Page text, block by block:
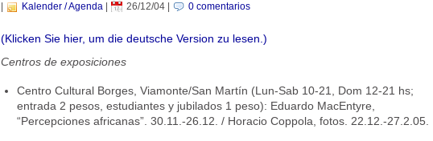
Kalender / Agenda| 26/12/04| 0 comentarios
(Klicken Sie hier, um die deutsche Version zu lesen.)
Centros de exposiciones
Centro Cultural Borges, Viamonte/San Martín (Lun-Sab 10-21, Dom 12-21 hs;
entrada 2 pesos, estudiantes y jubilados 1 peso): Eduardo MacEntyre,
“Percepciones africanas”. 30.11.-26.12. / Horacio Coppola, fotos. 22.12.-27.2.05.